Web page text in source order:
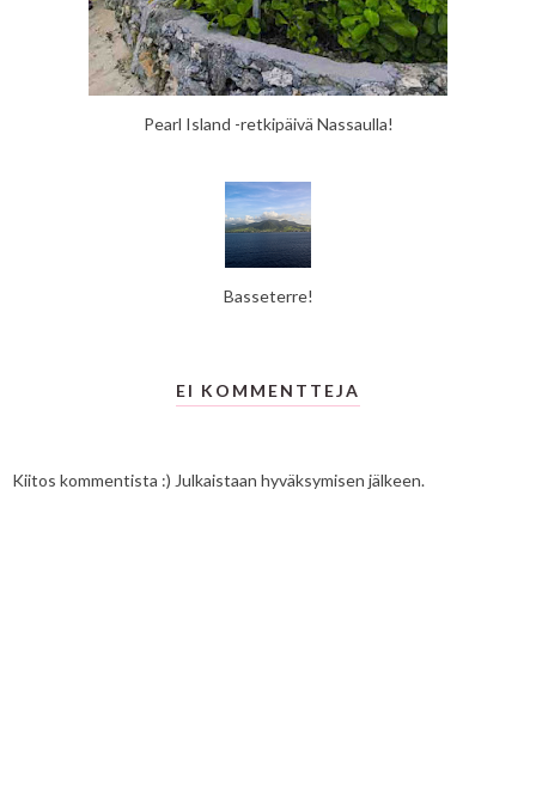
Pearl Island -retkipäivä Nassaulla!
Basseterre!
EI KOMMENTTEJA
Kiitos kommentista :) Julkaistaan hyväksymisen jälkeen.